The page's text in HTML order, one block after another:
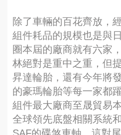
除了車輛的百花齊放，
組件耗品的規模也是與
圈本屆的廠商就有六家
林絕對是重中之重，但
昇達輪胎，還有今年將
的豪瑪輪胎等每一家都
組件最大廠商至晟貿易
全球領先底盤相關系統